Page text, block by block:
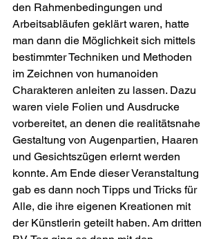
den Rahmenbedingungen und
Arbeitsabläufen geklärt waren, hatte
man dann die Möglichkeit sich mittels
bestimmter Techniken und Methoden
im Zeichnen von humanoiden
Charakteren anleiten zu lassen. Dazu
waren viele Folien und Ausdrucke
vorbereitet, an denen die realitätsnahe
Gestaltung von Augenpartien, Haaren
und Gesichtszügen erlernt werden
konnte. Am Ende dieser Veranstaltung
gab es dann noch Tipps und Tricks für
Alle, die ihre eigenen Kreationen mit
der Künstlerin geteilt haben. Am dritten